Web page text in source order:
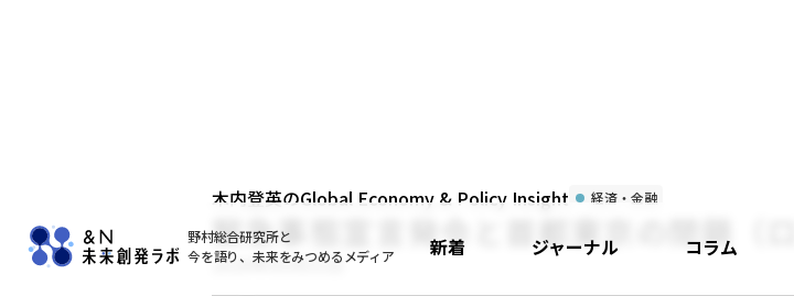
野村総合研究所と
今を語り、未来をみつめるメディア
新着 ジャーナル コラム
木内登英のGlobal Economy & Policy Insight 経済・金融
緊急事態宣言発令と首都東京の閉鎖（
2020年03月31日